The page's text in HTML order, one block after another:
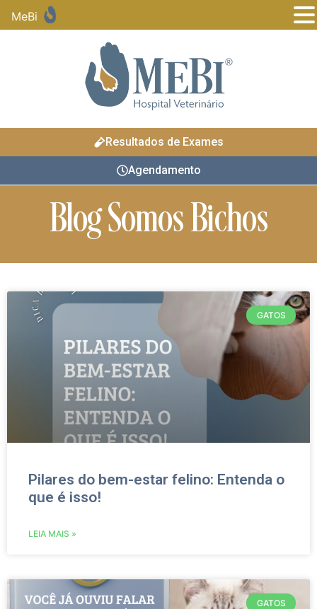
Resultados de Exames
Agendamento
Blog Somos Bichos
GATOS
Pilares do bem-estar felino: Entenda o
que é isso!
LEIA MAIS »
GATOS
MeBi